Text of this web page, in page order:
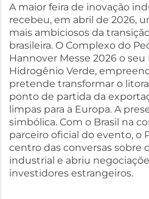
A maior feira de inovação
recebeu, em abril de 2026,
mais ambiciosos da
brasileira. O Complexo do
Hannover Messe 2026 o seu
Hidrogênio Verde,
pretende transformar o
ponto de partida da
limpas para a Europa. A
simbólica. Com o Brasil na
parceiro oficial do evento, o
centro das conversas sobre
industrial e abriu
investidores estrangeiros.